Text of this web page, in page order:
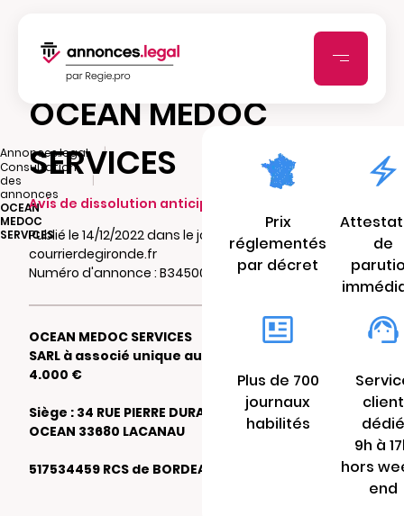
Annonces.legal
|
Consultation
des
annonces
|
OCEAN
MEDOC
SERVICES
OCEAN MEDOC
SERVICES
Avis de dissolution anticipée
Publié le 14/12/2022 dans le journal
courrierdegironde.fr
Numéro d'annonce : B34500650wvoq
OCEAN MEDOC SERVICES
SARL à associé unique au capital de
4.000 €
Siège : 34 RUE PIERRE DURAND LACANAU
OCEAN 33680 LACANAU
517534459 RCS de BORDEAUX
Prix
réglementés
par décret
de
Plus de 700
journaux
habilités
client
dédié
9h à
hors
end